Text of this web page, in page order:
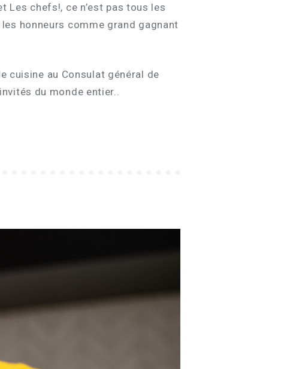
Les chefs!, ce n’est pas tous les
honneurs comme grand gagnant
cuisine au Consulat général de
du monde entier..